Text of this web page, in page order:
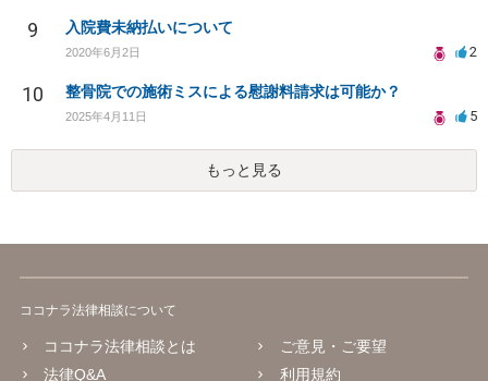
9 入院費未納払いについて
2020年6月2日 2
10 整骨院での施術ミスによる慰謝料請求は可能か？
2025年4月11日 5
もっと見る
ココナラ法律相談について
ココナラ法律相談とは
法律Q&A
ご意見・ご要望
利用規約